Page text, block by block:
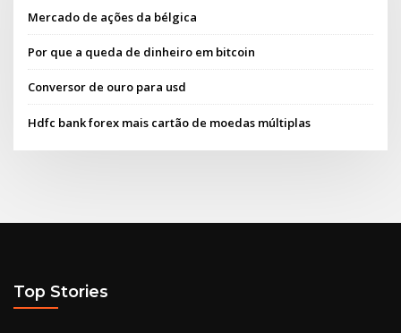
Mercado de ações da bélgica
Por que a queda de dinheiro em bitcoin
Conversor de ouro para usd
Hdfc bank forex mais cartão de moedas múltiplas
Top Stories